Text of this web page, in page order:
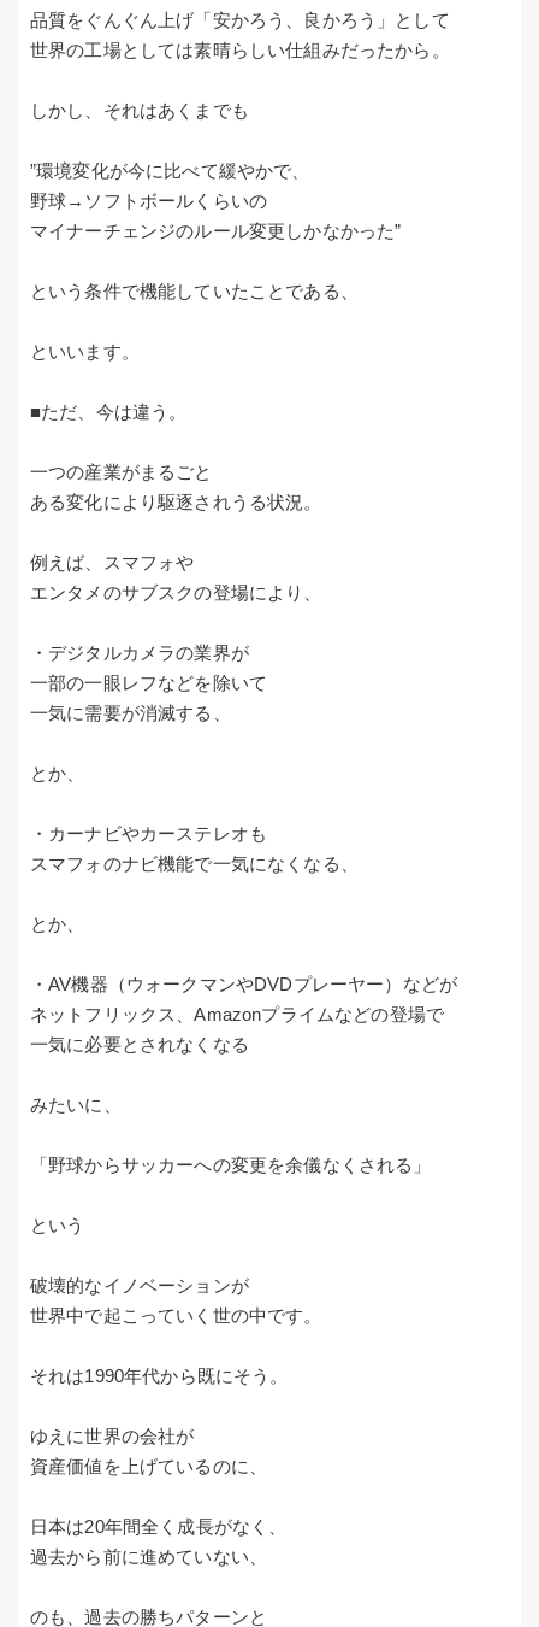
品質をぐんぐん上げ「安かろう、良かろう」として
世界の工場としては素晴らしい仕組みだったから。
しかし、それはあくまでも
”環境変化が今に比べて緩やかで、
野球→ソフトボールくらいの
マイナーチェンジのルール変更しかなかった”
という条件で機能していたことである、
といいます。
■ただ、今は違う。
一つの産業がまるごと
ある変化により駆逐されうる状況。
例えば、スマフォや
エンタメのサブスクの登場により、
・デジタルカメラの業界が
一部の一眼レフなどを除いて
一気に需要が消滅する、
とか、
・カーナビやカーステレオも
スマフォのナビ機能で一気になくなる、
とか、
・AV機器（ウォークマンやDVDプレーヤー）などが
ネットフリックス、Amazonプライムなどの登場で
一気に必要とされなくなる
みたいに、
「野球からサッカーへの変更を余儀なくされる」
という
破壊的なイノベーションが
世界中で起こっていく世の中です。
それは1990年代から既にそう。
ゆえに世界の会社が
資産価値を上げているのに、
日本は20年間全く成長がなく、
過去から前に進めていない、
のも、過去の勝ちパターンと